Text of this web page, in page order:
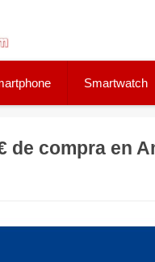
Smartwatch
de compra en